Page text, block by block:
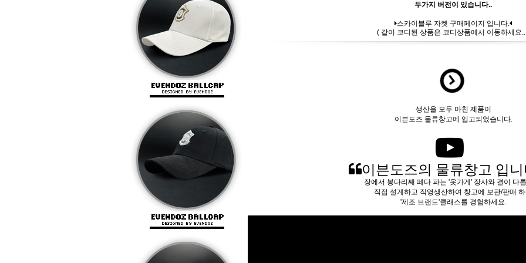
두가지 버전이 있습니다..
스카이블루 자켓 구매페이지 입니다.
( 같이 코디된 상품은 코디상품에서 이동하세요
생산을 모두 마친 제품이
이븐도즈 물류창고에 입고되었습니다.
이븐도즈의 물류창고 입니
장에서 봉다리째 떼다 파는 '옷가게' 장사와 결이 다
직접 설계하고 직영생산하여 창고에 보관/판매
'제조 브랜드'클래스를 경험하세요.